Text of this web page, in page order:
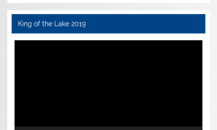
King of the Lake 2019
Video-